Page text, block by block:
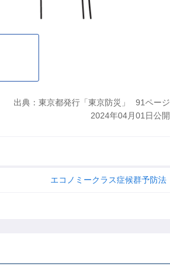
出典：東京都発行「東京防災」
91ページ
2024年04月01日公開
エコノミークラス症候群予防法